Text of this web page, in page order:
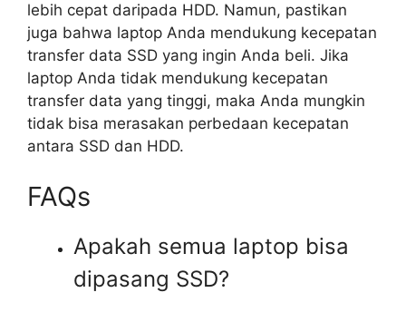
lebih cepat daripada HDD. Namun, pastikan
juga bahwa laptop Anda mendukung kecepatan
transfer data SSD yang ingin Anda beli. Jika
laptop Anda tidak mendukung kecepatan
transfer data yang tinggi, maka Anda mungkin
tidak bisa merasakan perbedaan kecepatan
antara SSD dan HDD.
FAQs
Apakah semua laptop bisa
dipasang SSD?